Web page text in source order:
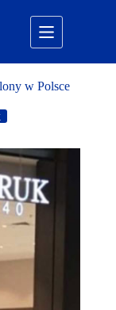
w Polsce